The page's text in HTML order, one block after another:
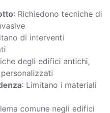
: Richiedono tecniche di
di interventi
degli edifici antichi,
: Limitano i materiali
comune negli edifici